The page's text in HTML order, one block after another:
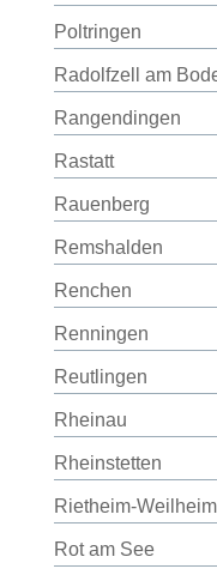
Poltringen
Radolfzell am
Rangendingen
Rastatt
Rauenberg
Remshalden
Renchen
Renningen
Reutlingen
Rheinau
Rheinstetten
Rietheim-Weilheim
Rot am See